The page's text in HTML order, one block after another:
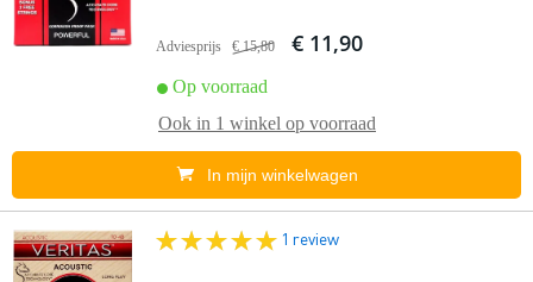
Adviesprijs € 15,80 € 11,90
Op voorraad
Ook in 1 winkel op voorraad
In mijn winkelwagen
1 review